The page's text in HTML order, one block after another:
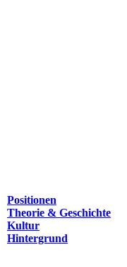
Positionen
Theorie & Geschichte
Kultur
Hintergrund